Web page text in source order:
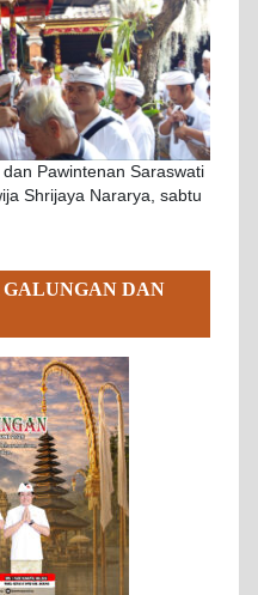
Pawintenan Saraswati
Shrijaya Nararya, sabtu
DAN